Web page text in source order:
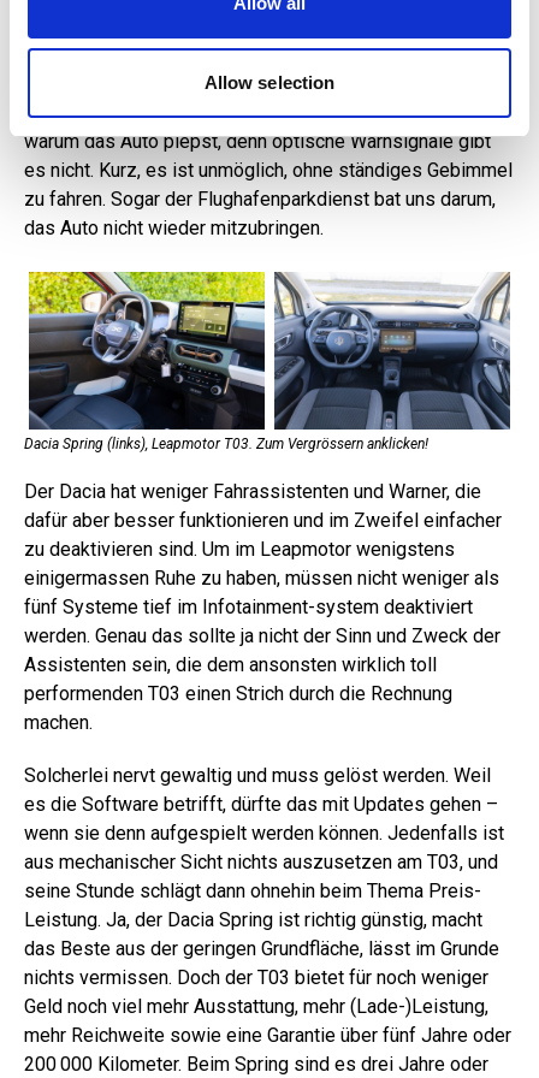
may combine it with other information that you’ve
provided to them or that they’ve collected from your use
Allow selection
Warnung ebenso, und ist dieser deaktiviert, übernimmt
dessen Aufgabe der Notspurhalteassistent – der nur im
Stand deaktiviert werden kann. Nicht immer weiss man,
warum das Auto piepst, denn optische Warnsignale gibt
es nicht. Kurz, es ist unmöglich, ohne ständiges Gebimmel
zu fahren. Sogar der Flughafenparkdienst bat uns darum,
das Auto nicht wieder mitzubringen.
Dacia Spring (links), Leapmotor T03. Zum Vergrössern anklicken!
Der Dacia hat weniger Fahrassistenten und Warner, die
dafür aber besser funktionieren und im Zweifel einfacher
zu deaktivieren sind. Um im Leapmotor wenigstens
einigermassen Ruhe zu haben, müssen nicht weniger als
fünf Systeme tief im Infotainment-system deaktiviert
werden. Genau das sollte ja nicht der Sinn und Zweck der
Assistenten sein, die dem ansonsten wirklich toll
performenden T03 einen Strich durch die Rechnung
machen.
Solcherlei nervt gewaltig und muss gelöst werden. Weil
es die Software betrifft, dürfte das mit Updates gehen –
wenn sie denn aufgespielt werden können. Jedenfalls ist
aus mechanischer Sicht nichts auszusetzen am T03, und
seine Stunde schlägt dann ohnehin beim Thema Preis-
Leistung. Ja, der Dacia Spring ist richtig günstig, macht
das Beste aus der geringen Grundfläche, lässt im Grunde
nichts vermissen. Doch der T03 bietet für noch weniger
Geld noch viel mehr Ausstattung, mehr (Lade-)Leistung,
mehr Reichweite sowie eine Garantie über fünf Jahre oder
200 000 Kilometer. Beim Spring sind es drei Jahre oder